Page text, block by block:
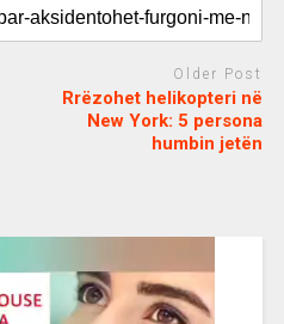
Older Post
Rrëzohet helikopteri në
New York: 5 persona
humbin jetën